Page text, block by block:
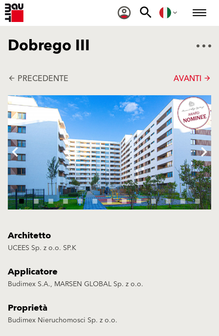
Dobrego III
arrow_back PRECEDENTE AVANTI arrow_forward
Architetto
UCEES Sp. z o.o. SP.K
Applicatore
Budimex S.A., MARSEN GLOBAL Sp. z o.o.
Proprietà
Budimex Nieruchomosci Sp. z o.o.